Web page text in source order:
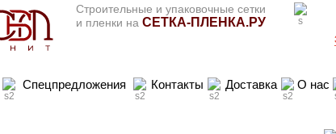
Строительные и упаковочные сетки
и пленки на СЕТКА-ПЛЕНКА.РУ
Спецпредложения Контакты Доставка О нас